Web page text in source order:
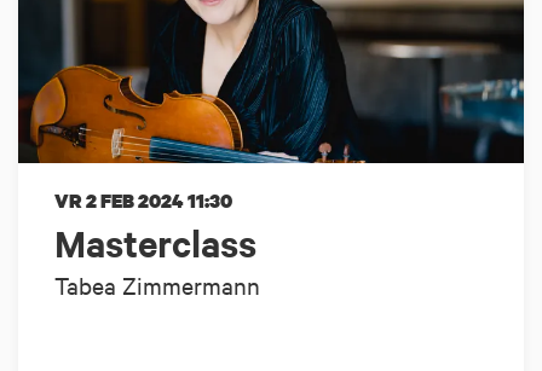
Masterclass
Tabea Zimmermann
VR 2 FEB 202411:30